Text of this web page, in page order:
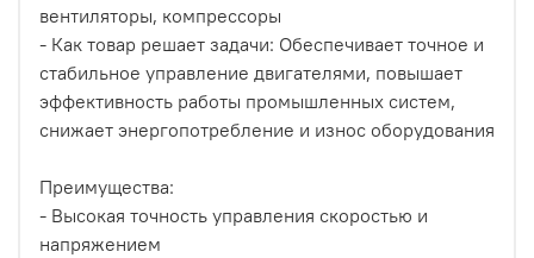
вентиляторы, компрессоры
- Как товар решает задачи: Обеспечивает точное и
стабильное управление двигателями, повышает
эффективность работы промышленных систем,
снижает энергопотребление и износ оборудования
Преимущества:
- Высокая точность управления скоростью и
напряжением